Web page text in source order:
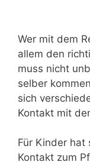
Wer mit dem
allem den
muss nicht
selber
sich
Kontakt mit
Für Kinder hat
Kontakt zum